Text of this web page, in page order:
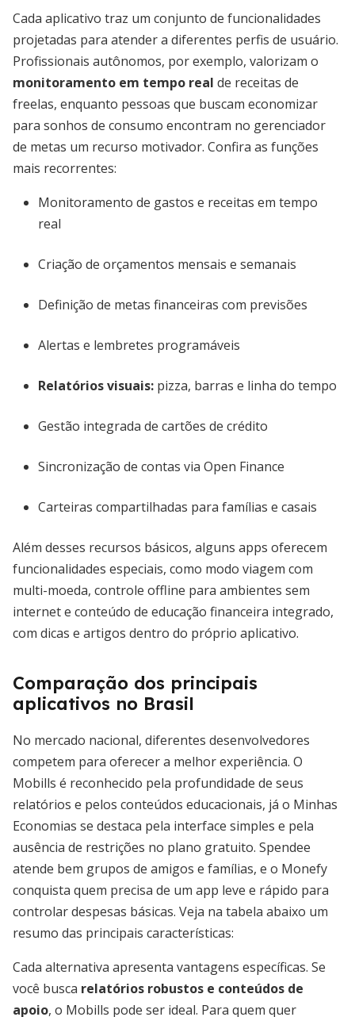
Cada aplicativo traz um conjunto de funcionalidades
projetadas para atender a diferentes perfis de usuário.
Profissionais autônomos, por exemplo, valorizam o
monitoramento em tempo real de receitas de
freelas, enquanto pessoas que buscam economizar
para sonhos de consumo encontram no gerenciador
de metas um recurso motivador. Confira as funções
mais recorrentes:
Monitoramento de gastos e receitas em tempo
real
Criação de orçamentos mensais e semanais
Definição de metas financeiras com previsões
Alertas e lembretes programáveis
Relatórios visuais: pizza, barras e linha do tempo
Gestão integrada de cartões de crédito
Sincronização de contas via Open Finance
Carteiras compartilhadas para famílias e casais
Além desses recursos básicos, alguns apps oferecem
funcionalidades especiais, como modo viagem com
multi-moeda, controle offline para ambientes sem
internet e conteúdo de educação financeira integrado,
com dicas e artigos dentro do próprio aplicativo.
Comparação dos principais
aplicativos no Brasil
No mercado nacional, diferentes desenvolvedores
competem para oferecer a melhor experiência. O
Mobills é reconhecido pela profundidade de seus
relatórios e pelos conteúdos educacionais, já o Minhas
Economias se destaca pela interface simples e pela
ausência de restrições no plano gratuito. Spendee
atende bem grupos de amigos e famílias, e o Monefy
conquista quem precisa de um app leve e rápido para
controlar despesas básicas. Veja na tabela abaixo um
resumo das principais características:
Cada alternativa apresenta vantagens específicas. Se
você busca relatórios robustos e conteúdos de
apoio, o Mobills pode ser ideal. Para quem quer